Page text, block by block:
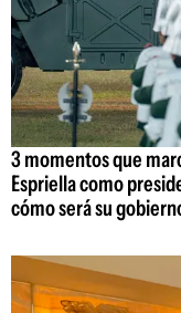
3 momentos que
Espriella como
cómo será su